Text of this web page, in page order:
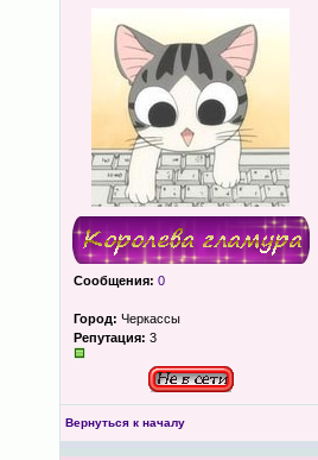
Сообщения: 0
Город: Черкассы
Репутация: 3
Вернуться к началу